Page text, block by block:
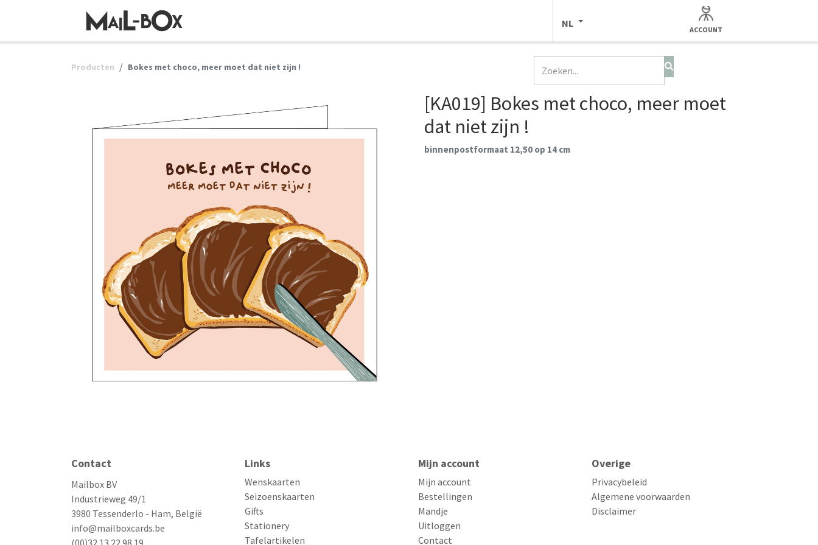
NL
ACCOUNT
Producten Bokes met choco, meer moet dat niet zijn !
[KA019] Bokes met choco, meer moet
dat niet zijn !
binnenpostformaat 12,50 op 14 cm
Contact
Mailbox BV
Industrieweg 49/1
3980 Tessenderlo - Ham, België
info@mailboxcards.be
Links
Wenskaarten
Seizoenskaarten
Gifts
Stationery
Tafelartikelen
Mijn account
Mijn account
Bestellingen
Mandje
Uitloggen
Contact
Overige
Privacybeleid
Algemene voorwaarden
Disclaimer